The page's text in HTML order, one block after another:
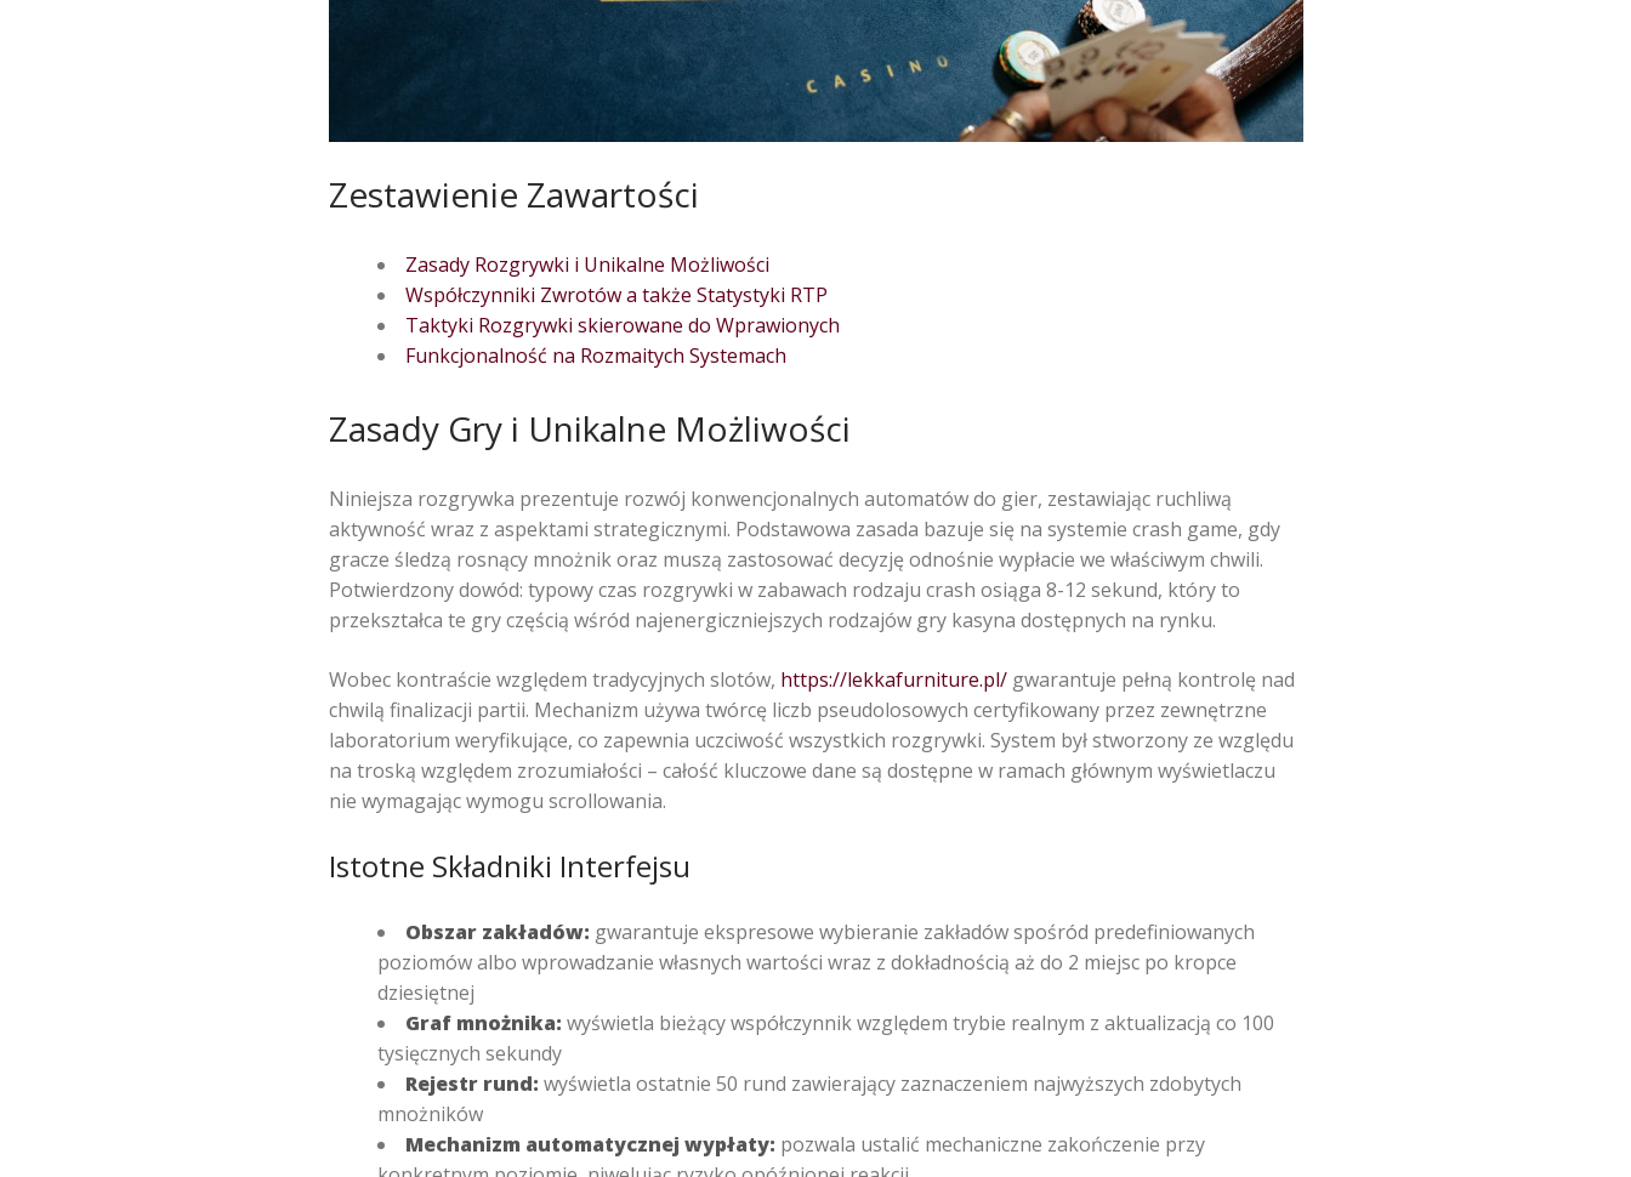
Zestawienie Zawartości
Zasady Rozgrywki i Unikalne Możliwości
Współczynniki Zwrotów a także Statystyki RTP
Taktyki Rozgrywki skierowane do Wprawionych
Funkcjonalność na Rozmaitych Systemach
Zasady Gry i Unikalne Możliwości
Niniejsza rozgrywka prezentuje rozwój konwencjonalnych automatów do gier, zestawiając ruchliwą
aktywność wraz z aspektami strategicznymi. Podstawowa zasada bazuje się na systemie crash game, gdy
gracze śledzą rosnący mnożnik oraz muszą zastosować decyzję odnośnie wypłacie we właściwym chwili.
Potwierdzony dowód: typowy czas rozgrywki w zabawach rodzaju crash osiąga 8-12 sekund, który to
przekształca te gry częścią wśród najenergiczniejszych rodzajów gry kasyna dostępnych na rynku.
Wobec kontraście względem tradycyjnych slotów, https://lekkafurniture.pl/gwarantuje pełną kontrolę nad
chwilą finalizacji partii. Mechanizm używa twórcę liczb pseudolosowych certyfikowany przez zewnętrzne
laboratorium weryfikujące, co zapewnia uczciwość wszystkich rozgrywki. System był stworzony ze względu
na troską względem zrozumiałości – całość kluczowe dane są dostępne w ramach głównym wyświetlaczu
nie wymagając wymogu scrollowania.
Istotne Składniki Interfejsu
Obszar zakładów: gwarantuje ekspresowe wybieranie zakładów spośród predefiniowanych
poziomów albo wprowadzanie własnych wartości wraz z dokładnością aż do 2 miejsc po kropce
dziesiętnej
Graf mnożnika: wyświetla bieżący współczynnik względem trybie realnym z aktualizacją co 100
tysięcznych sekundy
Rejestr rund: wyświetla ostatnie 50 rund zawierający zaznaczeniem najwyższych zdobytych
mnożników
Mechanizm automatycznej wypłaty: pozwala ustalić mechaniczne zakończenie przy